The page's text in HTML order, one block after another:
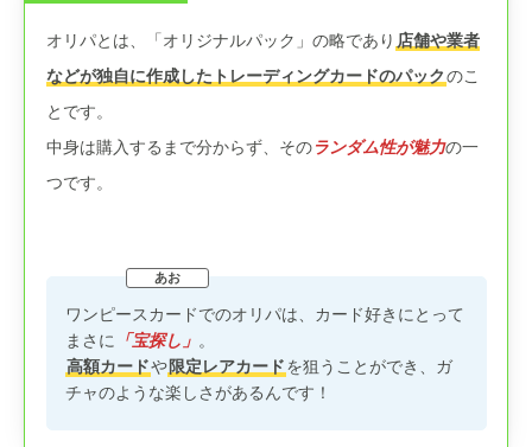
オリパとは、「オリジナルパック」の略であり 店舗や業者
などが独自に作成したトレーディングカードのパックのこ
とです。
中身は購入するまで分からず、そのランダム性が魅力の一
つです。
ワンピースカードでのオリパは、カード好きにとって
まさに 「宝探し」 。
高額カードや 限定レアカードを狙うことができ、ガ
チャのような楽しさがあるんです！